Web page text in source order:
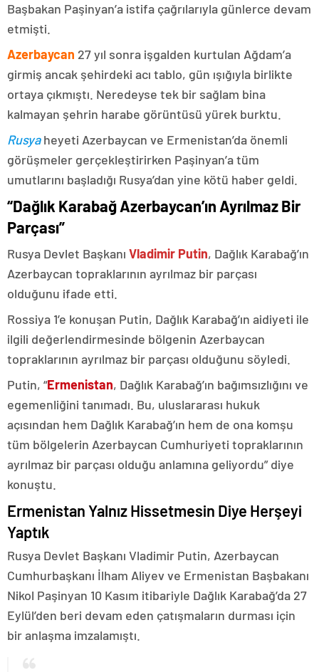
Başbakan Paşinyan’a istifa çağrılarıyla günlerce devam
etmişti.
Azerbaycan 27 yıl sonra işgalden kurtulan Ağdam’a
girmiş ancak şehirdeki acı tablo, gün ışığıyla birlikte
ortaya çıkmıştı. Neredeyse tek bir sağlam bina
kalmayan şehrin harabe görüntüsü yürek burktu.
Rusyaheyeti Azerbaycan ve Ermenistan’da önemli
görüşmeler gerçekleştirirken Paşinyan’a tüm
umutlarını başladığı Rusya’dan yine kötü haber geldi.
“Dağlık Karabağ Azerbaycan’ın Ayrılmaz Bir
Parçası”
Rusya Devlet Başkanı Vladimir Putin, Dağlık Karabağ’ın
Azerbaycan topraklarının ayrılmaz bir parçası
olduğunu ifade etti.
Rossiya 1’e konuşan Putin, Dağlık Karabağ’ın aidiyeti ile
ilgili değerlendirmesinde bölgenin Azerbaycan
topraklarının ayrılmaz bir parçası olduğunu söyledi.
Putin, “Ermenistan, Dağlık Karabağ’ın bağımsızlığını ve
egemenliğini tanımadı. Bu, uluslararası hukuk
açısından hem Dağlık Karabağ’ın hem de ona komşu
tüm bölgelerin Azerbaycan Cumhuriyeti topraklarının
ayrılmaz bir parçası olduğu anlamına geliyordu” diye
konuştu.
Ermenistan Yalnız Hissetmesin Diye Herşeyi
Yaptık
Rusya Devlet Başkanı Vladimir Putin, Azerbaycan
Cumhurbaşkanı İlham Aliyev ve Ermenistan Başbakanı
Nikol Paşinyan 10 Kasım itibariyle Dağlık Karabağ’da 27
Eylül’den beri devam eden çatışmaların durması için
bir anlaşma imzalamıştı.